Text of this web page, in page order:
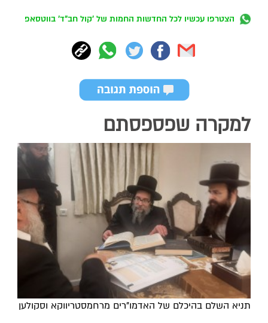
הצטרפו עכשיו לכל החדשות החמות של 'קול חב"ד' בווטסאפ
למקרה שפספסתם
תניא השלם בהיכלם של האדמו"רים מרחמסטריווקא וסקולען